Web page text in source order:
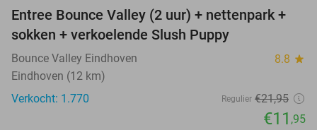
46%
Entree Bounce Valley (2 uur) + nettenpark +
sokken + verkoelende Slush Puppy
Bounce Valley Eindhoven 8.8 star
Eindhoven (12 km)
Verkocht: 1.770
Regulier €21,95
€11 ,95